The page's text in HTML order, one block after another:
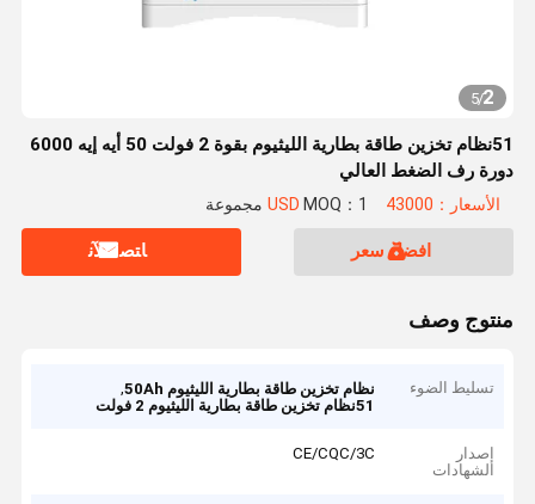
2
/
5
51نظام تخزين طاقة بطارية الليثيوم بقوة 2 فولت 50 أيه إيه 6000
دورة رف الضغط العالي
الأسعار：43000 USD MOQ：1 مجموعة
افضل سعر ﺎﺘﺼﻟ ﺍﻶﻧ
منتوج وصف
تسليط الضوء نظام تخزين طاقة بطارية الليثيوم 50Ah
,
51نظام تخزين طاقة بطارية الليثيوم 2 فولت
إصدار
الشهادات
CE/CQC/3C